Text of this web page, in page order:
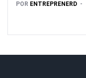
POR ENTREPRENERD